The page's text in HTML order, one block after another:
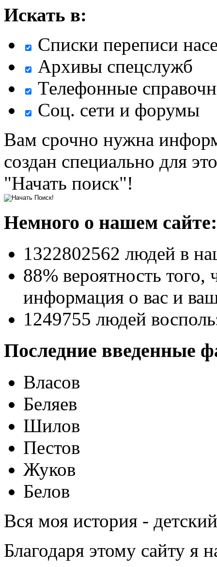
Искать в:
Списки переписи
Архивы спецслужб
Телефонные
Соц. сети и форумы
Вам срочно нужна
создан специально для
"Начать поиск"!
Немного о нашем сайте:
1322802562 людей в
88% вероятность того,
информация о вас и
1249755 людей
Последние введенные
Власов
Беляев
Шилов
Пестов
Жуков
Белов
Вся моя история -
Благодаря этому сайту я